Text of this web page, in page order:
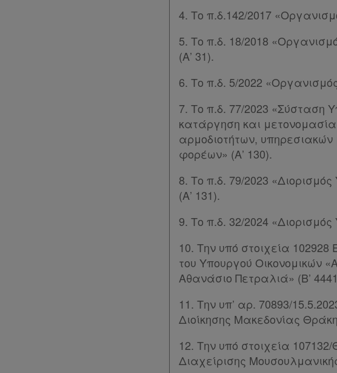
4. Το π.δ.142/2017
5. Το π.δ. 18/2018
(Α’ 31).
6. Το π.δ. 5/2022
7. Το π.δ. 77/2023 «Σύσταση
κατάργηση και
αρμοδιοτήτων,
φορέων» (Α’ 130).
8. Το π.δ. 79/2023
(Α’ 131).
9. Το π.δ. 32/2024
10. Την υπό στοιχεία
του Υπουργού Οικονομικών
Αθανάσιο Πετραλιά» (Β’
11. Την υπ’ αρ. 70893/
Διοίκησης Μακεδονίας
12. Την υπό στοιχεία
Διαχείρισης